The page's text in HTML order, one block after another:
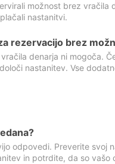
možnost brez vračila
nastanitvi.
rezervacijo brez
denarja ni mogoča.
nastanitev. Vse
odpovedi. Preverite svoj
in potrdite, da so vašo